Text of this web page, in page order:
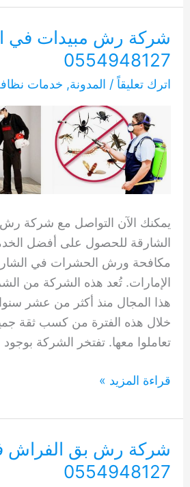
حشرات
الشارقة
0554948127
شركة رش مبيدات في
0554948127
اترك تعليقاً / المدونة, خدمات
يمكنك الآن التواصل مع شركة
الشارقة للحصول على أفضل
مكافحة ورش الحشرات في
الإمارات. تُعد هذه الشركة من
هذا المجال منذ أكثر من عشر
خلال هذه الفترة من كسب ثقة
تعاملوا معها. تفتخر الشركة
شركة
مبيدات
الشارقة
0554948127
قراءة المزيد »
شركة رش بق الفراش
0554948127